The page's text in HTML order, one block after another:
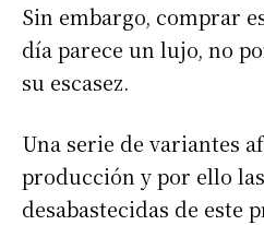
Sin embargo, comprar
día parece un lujo, no
su escasez.
Una serie de variantes
producción y por ello
desabastecidas de este